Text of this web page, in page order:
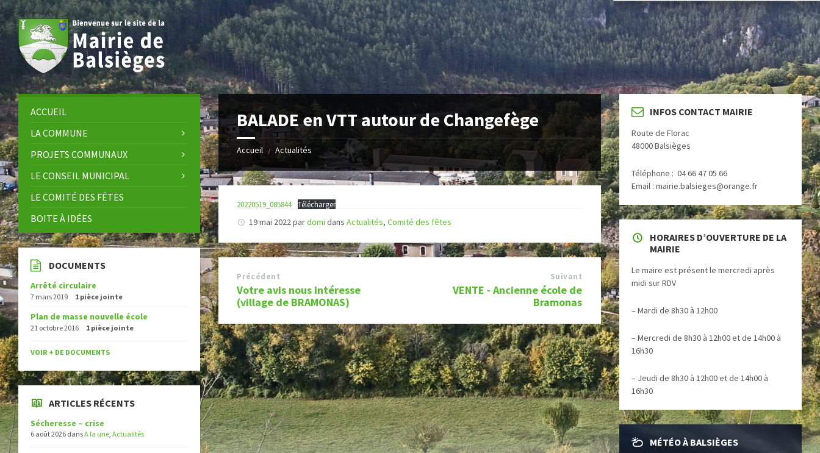
Skip
to
content
Skip
to
left
sidebar
Skip
to
right
sidebar
Skip
to
footer
BALADE en VTT autour de Changefège
Accueil / Actualités
20220519_085844 Télécharger
19 mai 2022pardomi dansActualités,Comité des fêtes
Précédent
Votre avis nous intéresse
(village de BRAMONAS)
Suivant
VENTE - Ancienne école de
Bramonas
ACCUEIL
LA COMMUNE
PROJETS COMMUNAUX
LE CONSEIL MUNICIPAL
LE COMITÉ DES FÊTES
BOITE À IDÉES
DOCUMENTS
Arrêté circulaire
7 mars 2019 1 pièce jointe
Plan de masse nouvelle école
21 octobre 2016 1 pièce jointe
VOIR + DE DOCUMENTS
ARTICLES RÉCENTS
Sécheresse – crise
6 août 2026 dansA la une Actualités
INFOS CONTACT MAIRIE
Route de Florac
48000 Balsièges
Téléphone : 04 66 47 05 66
Email : mairie.balsieges@orange.fr
HORAIRES D’OUVERTURE DE LA
MAIRIE
Le maire est présent le mercredi après
midi sur RDV
– Mardi de 8h30 à 12h00
– Mercredi de 8h30 à 12h00 et de 14h00 à
16h30
– Jeudi de 8h30 à 12h00 et de 14h00 à
16h30
MÉTÉO À BALSIÈGES